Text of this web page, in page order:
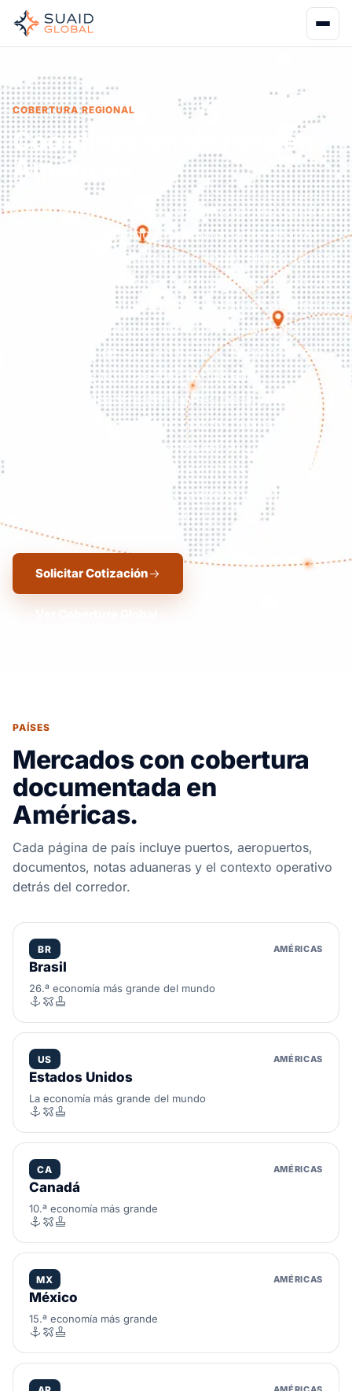
COBERTURA REGIONAL
Coordinación de flete en
Américas
Las Américas representan el mayor mercado de
consumo del mundo, el cinturón agrícola más
productivo y los corredores comerciales de más
rápido crecimiento. Pero la logística a través de
tres subcontinentes implica gestionar múltiples
sistemas regulatorios de forma simultánea.
Retenciones de CBP en EE. UU., Mercosur en
Sudamérica, normas CAFTA-DR en
Centroamérica y restricciones de la Jones Act
en el Caribe — cada uno con su propia
complejidad. Respondemos en su zona horaria,
coordinamos directamente con los agentes
aduanales y resolvemos retenciones mientras
otros aún están durmiendo.
Solicitar Cotización
PAÍSES
Mercados con cobertura
documentada en
Américas.
Cada página de país incluye puertos, aeropuertos,
documentos, notas aduaneras y el contexto operativo
detrás del corredor.
BR AMÉRICAS
Brasil
26.ª economía más grande del mundo
US AMÉRICAS
Estados Unidos
La economía más grande del mundo
CA AMÉRICAS
Canadá
10.ª economía más grande
MX AMÉRICAS
México
15.ª economía más grande